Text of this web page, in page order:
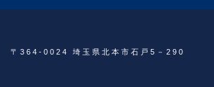
〒364-0024 埼玉県北本市石戸5－290